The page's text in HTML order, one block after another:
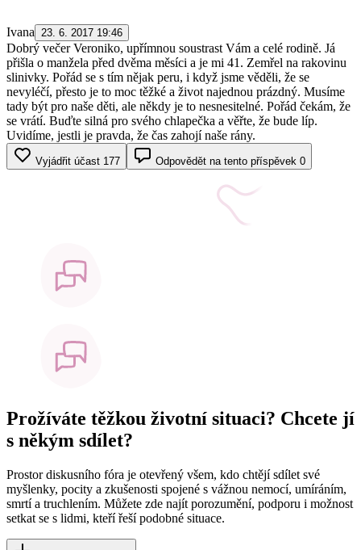
Ivana 23. 6. 2017 19:46
Dobrý večer Veroniko, upřímnou soustrast Vám a celé rodině. Já
přišla o manžela před dvěma měsíci a je mi 41. Zemřel na rakovinu
slinivky. Pořád se s tím nějak peru, i když jsme věděli, že se
nevyléčí, přesto je to moc těžké a život najednou prázdný. Musíme
tady být pro naše děti, ale někdy je to nesnesitelné. Pořád čekám, že
se vrátí. Buďte silná pro svého chlapečka a věřte, že bude líp.
Uvidíme, jestli je pravda, že čas zahojí naše rány.
Vyjádřit účast 177 Odpovědět na tento příspěvek 0
Prožíváte těžkou životní situaci? Chcete jí
s někým sdílet?
Prostor diskusního fóra je otevřený všem, kdo chtějí sdílet své
myšlenky, pocity a zkušenosti spojené s vážnou nemocí, umíráním,
smrtí a truchlením. Můžete zde najít porozumění, podporu i možnost
setkat se s lidmi, kteří řeší podobné situace.